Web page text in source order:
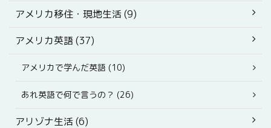
アメリカ移住・現地生活 (9)
アメリカ英語 (37)
アメリカで学んだ英語 (10)
あれ英語で何で言うの？ (26)
アリゾナ生活 (6)